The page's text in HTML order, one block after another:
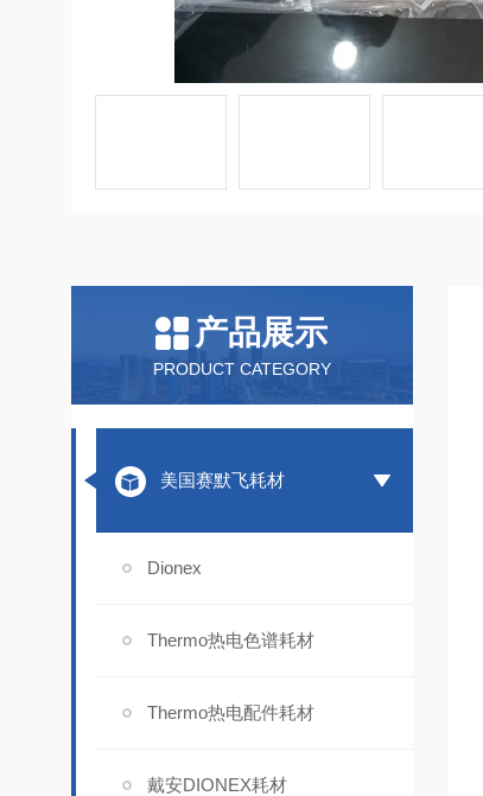
产品展示
PRODUCT CATEGORY
美国赛默飞耗材
Dionex
Thermo热电色谱耗材
Thermo热电配件耗材
戴安DIONEX耗材